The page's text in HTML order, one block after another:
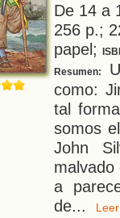
De 14 a
256 p.;
papel;
Resumen:
como:
tal
somos
John
a
de...